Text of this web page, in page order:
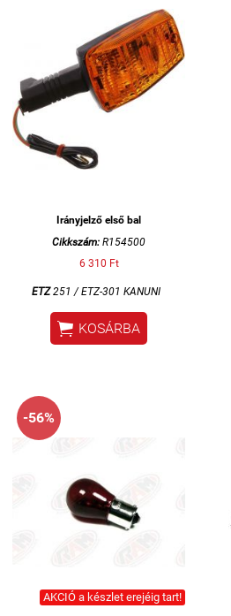
Irányjelző első bal
Cikkszám: R154500
6 310 Ft
ETZ251 /ETZ-301 KANUNI
 KOSÁRBA
-56%
AKCIÓ a készlet erejéig tart!